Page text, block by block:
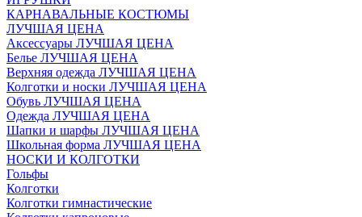
КАРНАВАЛЬНЫЕ КОСТЮМЫ
ЛУЧШАЯ ЦЕНА
Аксессуары ЛУЧШАЯ ЦЕНА
Белье ЛУЧШАЯ ЦЕНА
Верхняя одежда ЛУЧШАЯ ЦЕНА
Колготки и носки ЛУЧШАЯ ЦЕНА
Обувь ЛУЧШАЯ ЦЕНА
Одежда ЛУЧШАЯ ЦЕНА
Шапки и шарфы ЛУЧШАЯ ЦЕНА
Школьная форма ЛУЧШАЯ ЦЕНА
НОСКИ И КОЛГОТКИ
Гольфы
Колготки
Колготки гимнастические